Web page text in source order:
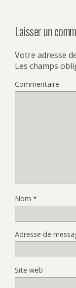
Laisser un
Votre adresse
Les champs
Commentaire
Nom *
Adresse de
Site web